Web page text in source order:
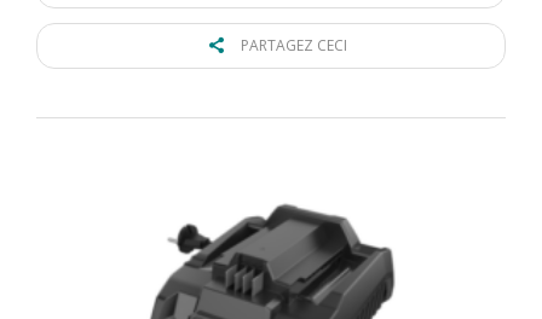
PARTAGEZ CECI